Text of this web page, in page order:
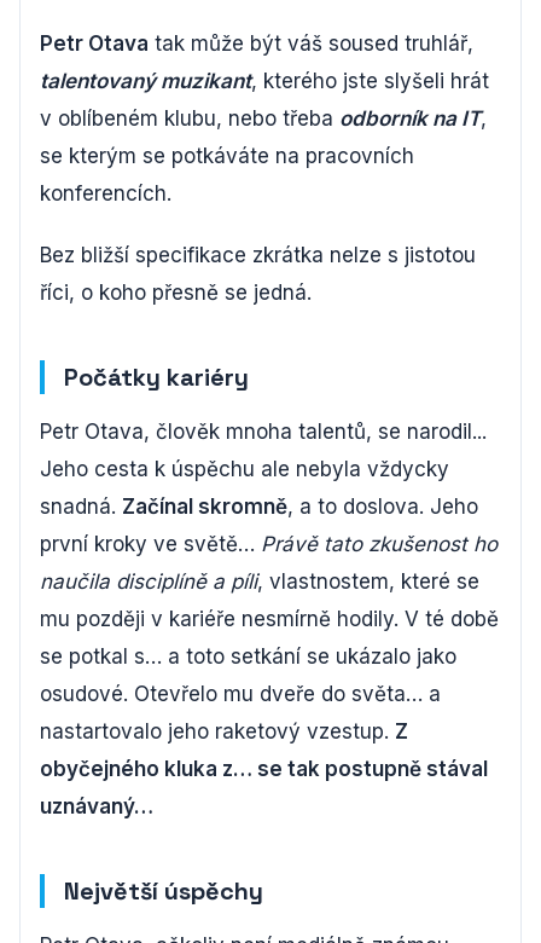
Petr Otava tak může být váš soused truhlář,
talentovaný muzikant, kterého jste slyšeli hrát
v oblíbeném klubu, nebo třeba odborník na IT,
se kterým se potkáváte na pracovních
konferencích.
Bez bližší specifikace zkrátka nelze s jistotou
říci, o koho přesně se jedná.
Počátky kariéry
Petr Otava, člověk mnoha talentů, se narodil...
Jeho cesta k úspěchu ale nebyla vždycky
snadná. Začínal skromně, a to doslova. Jeho
první kroky ve světě… Právě tato zkušenost ho
naučila disciplíně a píli, vlastnostem, které se
mu později v kariéře nesmírně hodily. V té době
se potkal s… a toto setkání se ukázalo jako
osudové. Otevřelo mu dveře do světa… a
nastartovalo jeho raketový vzestup. Z
obyčejného kluka z… se tak postupně stával
uznávaný…
Největší úspěchy